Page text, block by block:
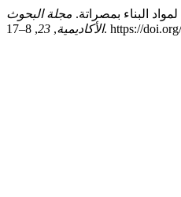
مجلة البحوث
الأكاديمية,
23 , 8–17. https://